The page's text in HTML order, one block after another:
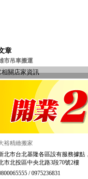
章
市吊車搬運
關店家資訊
裕精緻搬家
北市台北基隆各區設有服務據點
市北投區中央北路3段70號2樓
/ 0975236831